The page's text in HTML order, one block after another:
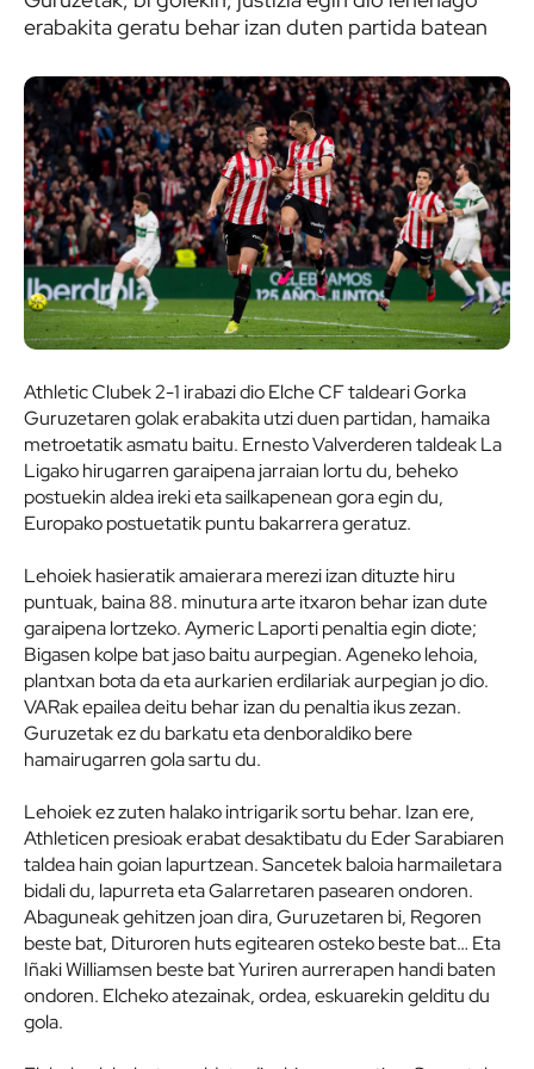
erabakita geratu behar izan duten partida batean
Athletic Clubek 2-1 irabazi dio Elche CF taldeari Gorka
Guruzetaren golak erabakita utzi duen partidan, hamaika
metroetatik asmatu baitu. Ernesto Valverderen taldeak La
Ligako hirugarren garaipena jarraian lortu du, beheko
postuekin aldea ireki eta sailkapenean gora egin du,
Europako postuetatik puntu bakarrera geratuz.
Lehoiek hasieratik amaierara merezi izan dituzte hiru
puntuak, baina 88. minutura arte itxaron behar izan dute
garaipena lortzeko. Aymeric Laporti penaltia egin diote;
Bigasen kolpe bat jaso baitu aurpegian. Ageneko lehoia,
plantxan bota da eta aurkarien erdilariak aurpegian jo dio.
VARak epailea deitu behar izan du penaltia ikus zezan.
Guruzetak ez du barkatu eta denboraldiko bere
hamairugarren gola sartu du.
Lehoiek ez zuten halako intrigarik sortu behar. Izan ere,
Athleticen presioak erabat desaktibatu du Eder Sarabiaren
taldea hain goian lapurtzean. Sancetek baloia harmailetara
bidali du, lapurreta eta Galarretaren pasearen ondoren.
Abaguneak gehitzen joan dira, Guruzetaren bi, Regoren
beste bat, Dituroren huts egitearen osteko beste bat… Eta
Iñaki Williamsen beste bat Yuriren aurrerapen handi baten
ondoren. Elcheko atezainak, ordea, eskuarekin gelditu du
gola.